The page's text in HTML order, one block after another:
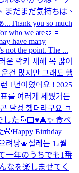
まだまだ気持ちは、
...Thank you so much
who we are🫶🏻
have many
not the point. The ...
운 락키 새해 복 많이
건 많지만 그래도 행
1년이였어요 ! 2025
를 여러개 세웠거든
달성 했더라구요 ㅋ
した🎅🏻♥️🎄✨ 食べ
🤭Happy Birthday
려낭🎄설레는 12월
一年のうちでも1番
なを楽しませてく